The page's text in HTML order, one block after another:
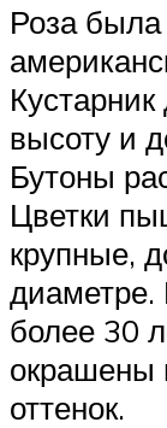
Роза
высоту и
Бутоны
Цветки
крупные,
диаметре.
более 30
окрашены
оттенок.